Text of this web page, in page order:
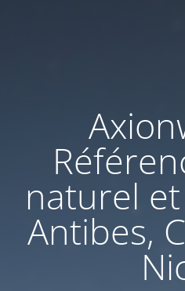
naturel
Antibes,